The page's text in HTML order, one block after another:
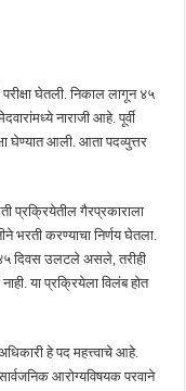
घेतली. निकाल लागून ४५
नाराजी आहे. पूर्वी
घेण्यात आली. आता पदव्युत्तर
प्रक्रियेतील गैरप्रकाराला
भरती करण्याचा निर्णय घेतला.
४५ दिवस उलटले असले, तरीही
या प्रक्रियेला विलंब होत
हे पद महत्त्वाचे आहे.
आरोग्यविषयक परवाने